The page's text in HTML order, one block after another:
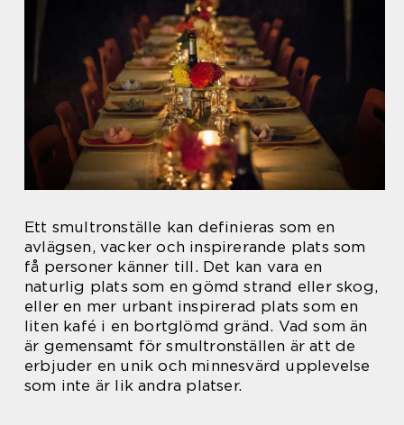
Ett smultronställe kan definieras som en
avlägsen, vacker och inspirerande plats som
få personer känner till. Det kan vara en
naturlig plats som en gömd strand eller skog,
eller en mer urbant inspirerad plats som en
liten kafé i en bortglömd gränd. Vad som än
är gemensamt för smultronställen är att de
erbjuder en unik och minnesvärd upplevelse
som inte är lik andra platser.